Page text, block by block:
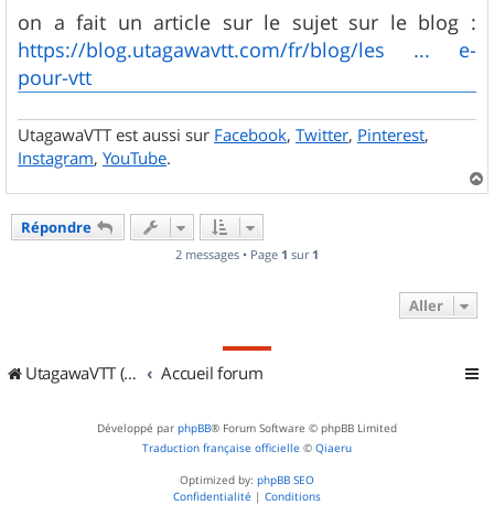
s
s
a
g
e
on a fait un article sur le sujet sur le blog :
https://blog.utagawavtt.com/fr/blog/les ... e-
pour-vtt
UtagawaVTT est aussi sur Facebook, Twitter, Pinterest,
Instagram, YouTube.
a
Répondre
2 messages • Page 1 sur 1
Aller
UtagawaVTT (Randos VTT et VTTAE avec traces GPS) Accueil forum
Développé par phpBB® Forum Software © phpBB Limited
Traduction française officielle © Qiaeru
Optimized by: phpBB SEO
Confidentialité | Conditions